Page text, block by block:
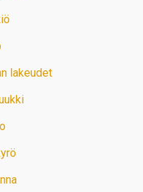
lakeudet